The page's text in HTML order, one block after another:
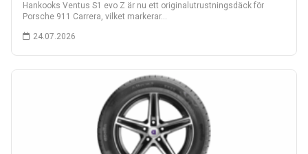
Hankooks Ventus S1 evo Z är nu ett originalutrustningsdäck för
Porsche 911 Carrera, vilket markerar…
24.07.2026